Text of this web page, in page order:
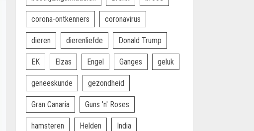
corona-ontkenners coronavirus
dieren dierenliefde Donald Trump
EK Elzas Engel Ganges geluk
geneeskunde gezondheid
Gran Canaria Guns 'n' Roses
hamsteren Helden India